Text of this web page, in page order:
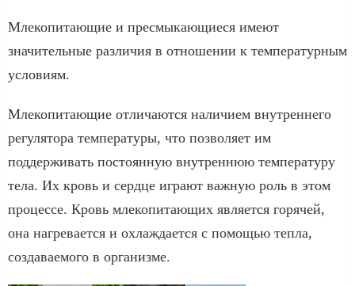
Млекопитающие и пресмыкающиеся имеют
значительные различия в отношении к температурным
условиям.
Млекопитающие отличаются наличием внутреннего
регулятора температуры, что позволяет им
поддерживать постоянную внутреннюю температуру
тела. Их кровь и сердце играют важную роль в этом
процессе. Кровь млекопитающих является горячей,
она нагревается и охлаждается с помощью тепла,
создаваемого в организме.